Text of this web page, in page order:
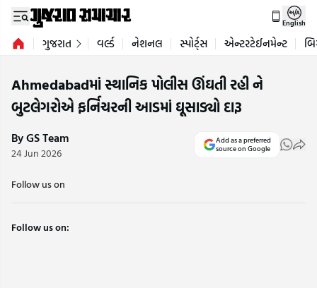
English
ગુજરાત વર્લ્ડ નેશનલ સ્પોર્ટ્સ એન્ટરટેઈનમેન્ટ
Ahmedabadમાં સ્થાનિક પોલીસ ઊંઘતી રહી ને
બુટલેગરોએ ફર્નિચરની આડમાં ઘૂસાડ્યો દારૂ
By GS Team
24 Jun 2026
Add as a preferred
source on Google
Follow us on
Follow us on: